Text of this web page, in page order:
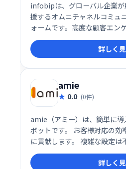
infobipは、グローバル企業
援するオムニチャネルコミュ
ォームです。高度な顧客エン
ティ、認証機能を提供し、メ
ツールを幅広く活用すること
ーションを実現します。大規
にとって、有益なソリューシ
詳しく
amie
0.0 (0件)
amie（アミー）は、簡単に
ボットです。 お客様対応の効
に貢献します。 複雑な設定は
できます。 問い合わせ対応
なコミュニケーションを実現
詳しく